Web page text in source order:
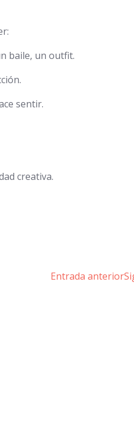
baile, un outfit.
sentir.
creativa.
Entrada anterior